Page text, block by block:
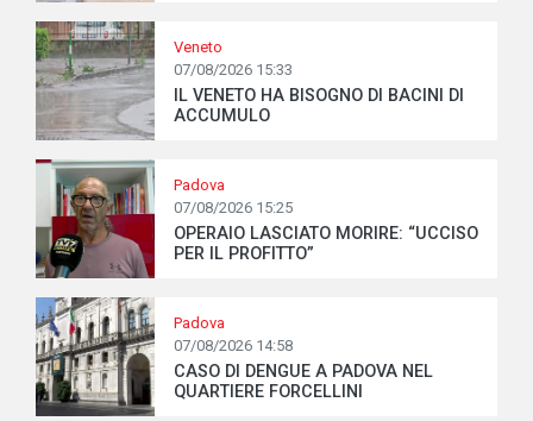
Veneto
07/08/2026 15:33
IL VENETO HA BISOGNO DI BACINI DI
ACCUMULO
Padova
07/08/2026 15:25
OPERAIO LASCIATO MORIRE: “UCCISO
PER IL PROFITTO”
Padova
07/08/2026 14:58
CASO DI DENGUE A PADOVA NEL
QUARTIERE FORCELLINI